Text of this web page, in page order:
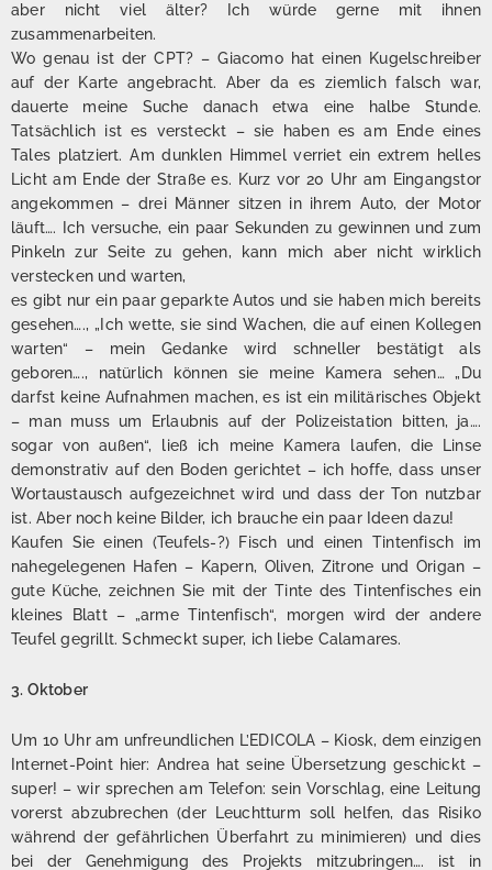
aber nicht viel älter? Ich würde gerne mit ihnen
zusammenarbeiten.
Wo genau ist der CPT? – Giacomo hat einen Kugelschreiber
auf der Karte angebracht. Aber da es ziemlich falsch war,
dauerte meine Suche danach etwa eine halbe Stunde.
Tatsächlich ist es versteckt – sie haben es am Ende eines
Tales platziert. Am dunklen Himmel verriet ein extrem helles
Licht am Ende der Straße es. Kurz vor 20 Uhr am Eingangstor
angekommen – drei Männer sitzen in ihrem Auto, der Motor
läuft…. Ich versuche, ein paar Sekunden zu gewinnen und zum
Pinkeln zur Seite zu gehen, kann mich aber nicht wirklich
verstecken und warten,
es gibt nur ein paar geparkte Autos und sie haben mich bereits
gesehen…., „Ich wette, sie sind Wachen, die auf einen Kollegen
warten“ – mein Gedanke wird schneller bestätigt als
geboren…., natürlich können sie meine Kamera sehen… „Du
darfst keine Aufnahmen machen, es ist ein militärisches Objekt
– man muss um Erlaubnis auf der Polizeistation bitten, ja….
sogar von außen“, ließ ich meine Kamera laufen, die Linse
demonstrativ auf den Boden gerichtet – ich hoffe, dass unser
Wortaustausch aufgezeichnet wird und dass der Ton nutzbar
ist. Aber noch keine Bilder, ich brauche ein paar Ideen dazu!
Kaufen Sie einen (Teufels-?) Fisch und einen Tintenfisch im
nahegelegenen Hafen – Kapern, Oliven, Zitrone und Origan –
gute Küche, zeichnen Sie mit der Tinte des Tintenfisches ein
kleines Blatt – „arme Tintenfisch“, morgen wird der andere
Teufel gegrillt. Schmeckt super, ich liebe Calamares.
3. Oktober
Um 10 Uhr am unfreundlichen L’EDICOLA – Kiosk, dem einzigen
Internet-Point hier: Andrea hat seine Übersetzung geschickt –
super! – wir sprechen am Telefon: sein Vorschlag, eine Leitung
vorerst abzubrechen (der Leuchtturm soll helfen, das Risiko
während der gefährlichen Überfahrt zu minimieren) und dies
bei der Genehmigung des Projekts mitzubringen…. ist in